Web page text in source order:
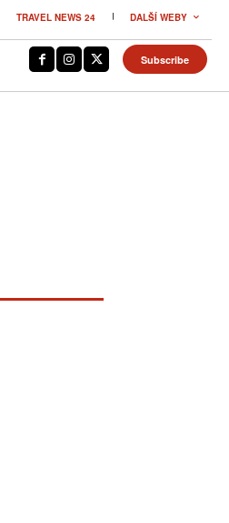
TRAVEL NEWS 24 DALŠÍ WEBY
Subscribe